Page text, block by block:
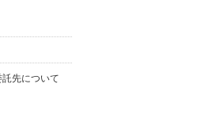
先について